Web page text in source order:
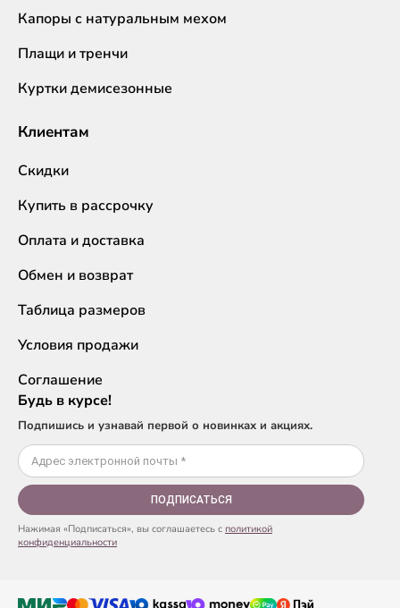
Капоры с натуральным мехом
Плащи и тренчи
Куртки демисезонные
Клиентам
Скидки
Купить в рассрочку
Оплата и доставка
Обмен и возврат
Таблица размеров
Условия продажи
Соглашение
Будь в курсе!
Подпишись и узнавай первой о новинках и акциях.
ПОДПИСАТЬСЯ
Нажимая «Подписаться», вы соглашаетесь с политикой
конфиденциальности